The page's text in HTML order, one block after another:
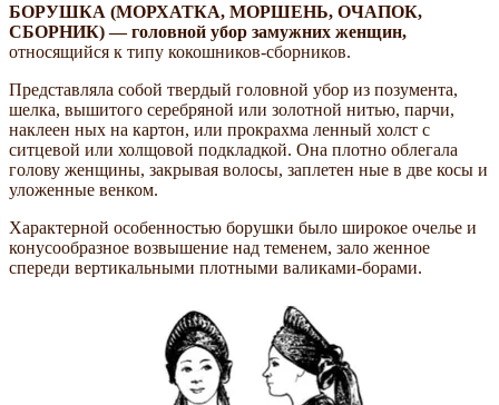
БОРУШКА (МОРХАТКА, МОРШЕНЬ, ОЧАПОК,
СБОРНИК) — головной убор замужних женщин,
относящийся к типу кокошников-сборников.
Представляла собой твердый головной убор из позумента,
шелка, вышитого серебряной или золотной нитью, парчи,
наклеен­ ных на картон, или прокрахма­ ленный холст с
ситцевой или холщовой подкладкой. Она плотно облегала
голову женщины, закрывая волосы, заплетен­ ные в две косы и
уложенные венком.
Характерной особенностью борушки было широкое очелье и
конусообразное возвышение над теменем, зало­ женное
спереди вертикальными плотными валиками-борами.